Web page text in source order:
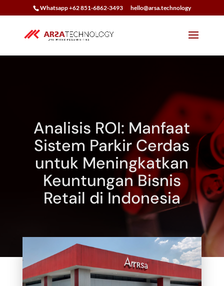
Whatsapp +62 851-6862-3493 hello@arsa.technology
Analisis ROI: Manfaat
Sistem Parkir Cerdas
untuk Meningkatkan
Keuntungan Bisnis
Retail di Indonesia